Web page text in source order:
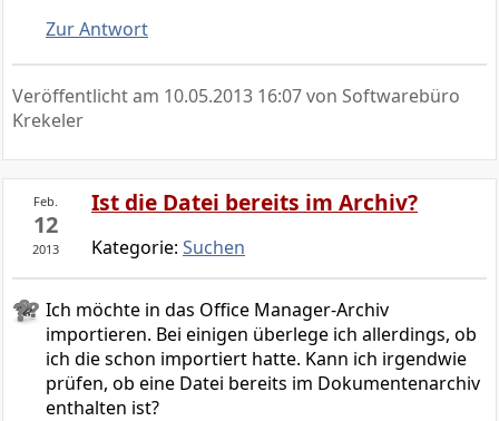
Zur Antwort
Veröffentlicht am 10.05.2013 16:07von Softwarebüro
Krekeler
Feb.
12
2013
Ist die Datei bereits im Archiv?
Kategorie: Suchen
Ich möchte in das Office Manager-Archiv
importieren. Bei einigen überlege ich allerdings, ob
ich die schon importiert hatte. Kann ich irgendwie
prüfen, ob eine Datei bereits im Dokumentenarchiv
enthalten ist?